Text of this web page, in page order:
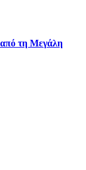
τη Μεγάλη